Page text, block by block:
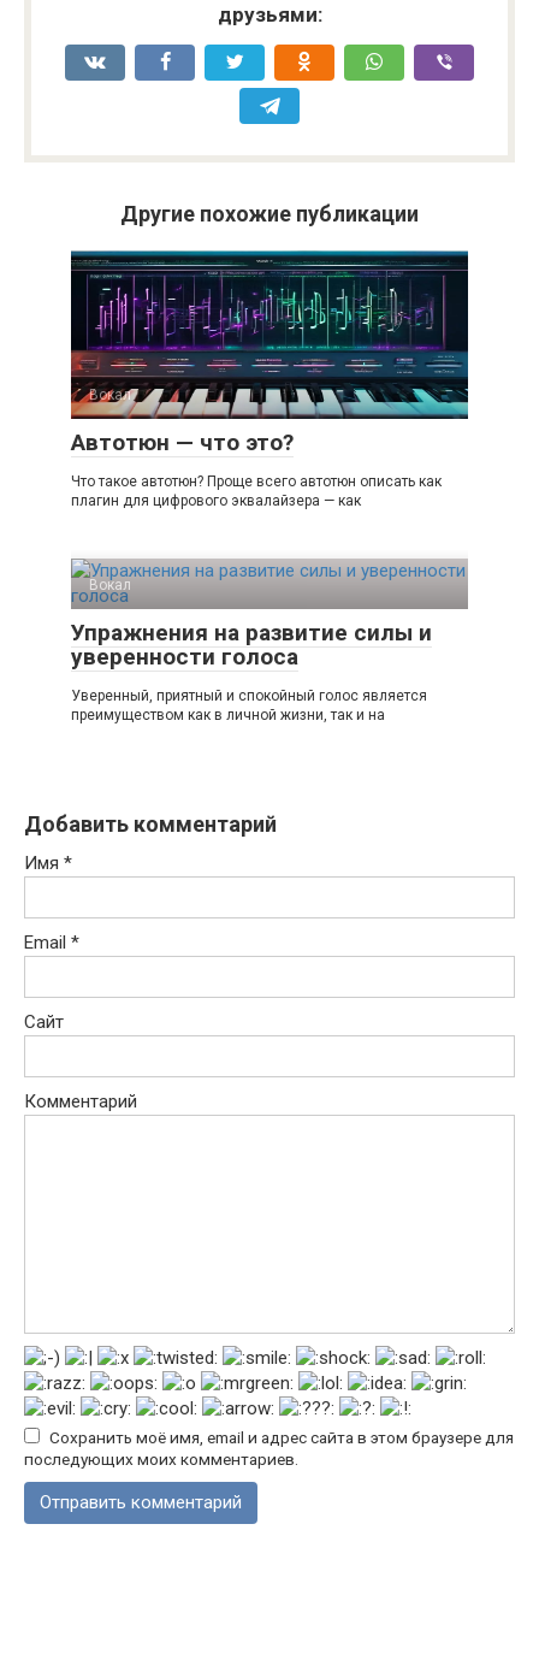
друзьями:
Другие похожие публикации
Вокал
Автотюн — что это?
Что такое автотюн? Проще всего автотюн описать как
плагин для цифрового эквалайзера — как
Вокал
Упражнения на развитие силы и
уверенности голоса
Уверенный, приятный и спокойный голос является
преимуществом как в личной жизни, так и на
Добавить комментарий
Имя *
Email *
Сайт
Комментарий
Сохранить моё имя, email и адрес сайта в этом браузере для
последующих моих комментариев.